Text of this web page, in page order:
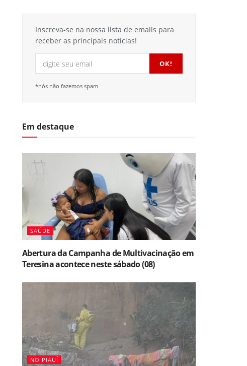
Inscreva-se na nossa lista de emails para
receber as principais notícias!
*nós não fazemos spam
Em destaque
SAÚDE
Abertura da Campanha de Multivacinação em
Teresina acontece neste sábado (08)
NO PIAUÍ